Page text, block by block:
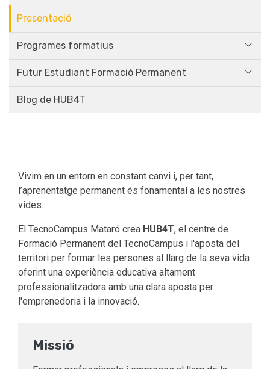
Presentació
Programes formatius
Futur Estudiant Formació Permanent
Blog de HUB4T
Vivim en un entorn en constant canvi i, per tant,
l’aprenentatge permanent és fonamental a les nostres
vides.
El TecnoCampus Mataró crea HUB4T, el centre de
Formació Permanent del TecnoCampus i l'aposta del
territori per formar les persones al llarg de la seva vida
oferint una experiència educativa altament
professionalitzadora amb una clara aposta per
l'emprenedoria i la innovació.
Missió